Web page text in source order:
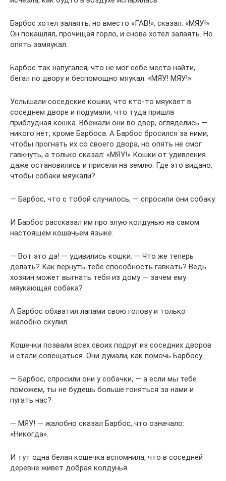
Барбос хотел залаять, но вместо «ГАВ!», сказал: «МЯУ!»
Он покашлял, прочищая горло, и снова хотел залаять. Но
опять замяукал.
Барбос так напугался, что не мог себе места найти,
бегал по двору и беспомощно мяукал: «МЯУ! МЯУ!»
Услышали соседские кошки, что кто-то мяукает в
соседнем дворе и подумали, что туда пришла
приблудная кошка. Вбежали они во двор, огляделись —
никого нет, кроме Барбоса. А Барбос бросился за ними,
чтобы прогнать их со своего двора, но опять не смог
гавкнуть, а только сказал: «МЯУ!» Кошки от удивления
даже остановились и присели на землю. Где это видано,
чтобы собаки мяукали?
— Барбос, что с тобой случилось, — спросили они собаку.
И Барбос рассказал им про злую колдунью на самом
настоящем кошачьем языке.
— Вот это да! — удивились кошки. — Что же теперь
делать? Как вернуть тебе способность гавкать? Ведь
хозяин может выгнать тебя из дому — зачем ему
мяукающая собака?
А Барбос обхватил лапами свою голову и только
жалобно скулил.
Кошечки позвали всех своих подруг из соседних дворов
и стали совещаться. Они думали, как помочь Барбосу.
— Барбос, спросили они у собачки, — а если мы тебе
поможем, ты не будешь больше гоняться за нами и
пугать нас?
— МЯУ! — жалобно сказал Барбос, что означало:
«Никогда».
И тут одна белая кошечка вспомнила, что в соседней
деревне живет добрая колдунья.